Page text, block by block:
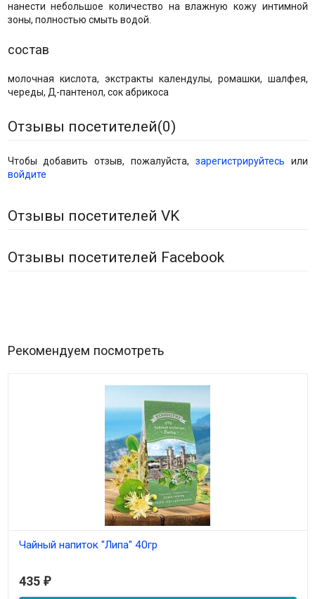
нанести небольшое количество на влажную кожу интимной
зоны, полностью смыть водой.
состав
молочная кислота, экстракты календулы, ромашки, шалфея,
череды, Д-пантенол, сок абрикоса
Отзывы посетителей(0)
Чтобы добавить отзыв, пожалуйста, зарегистрируйтесь или
войдите
Отзывы посетителей VK
Отзывы посетителей Facebook
Рекомендуем посмотреть
Чайный напиток "Липа" 40гр
435 ₽